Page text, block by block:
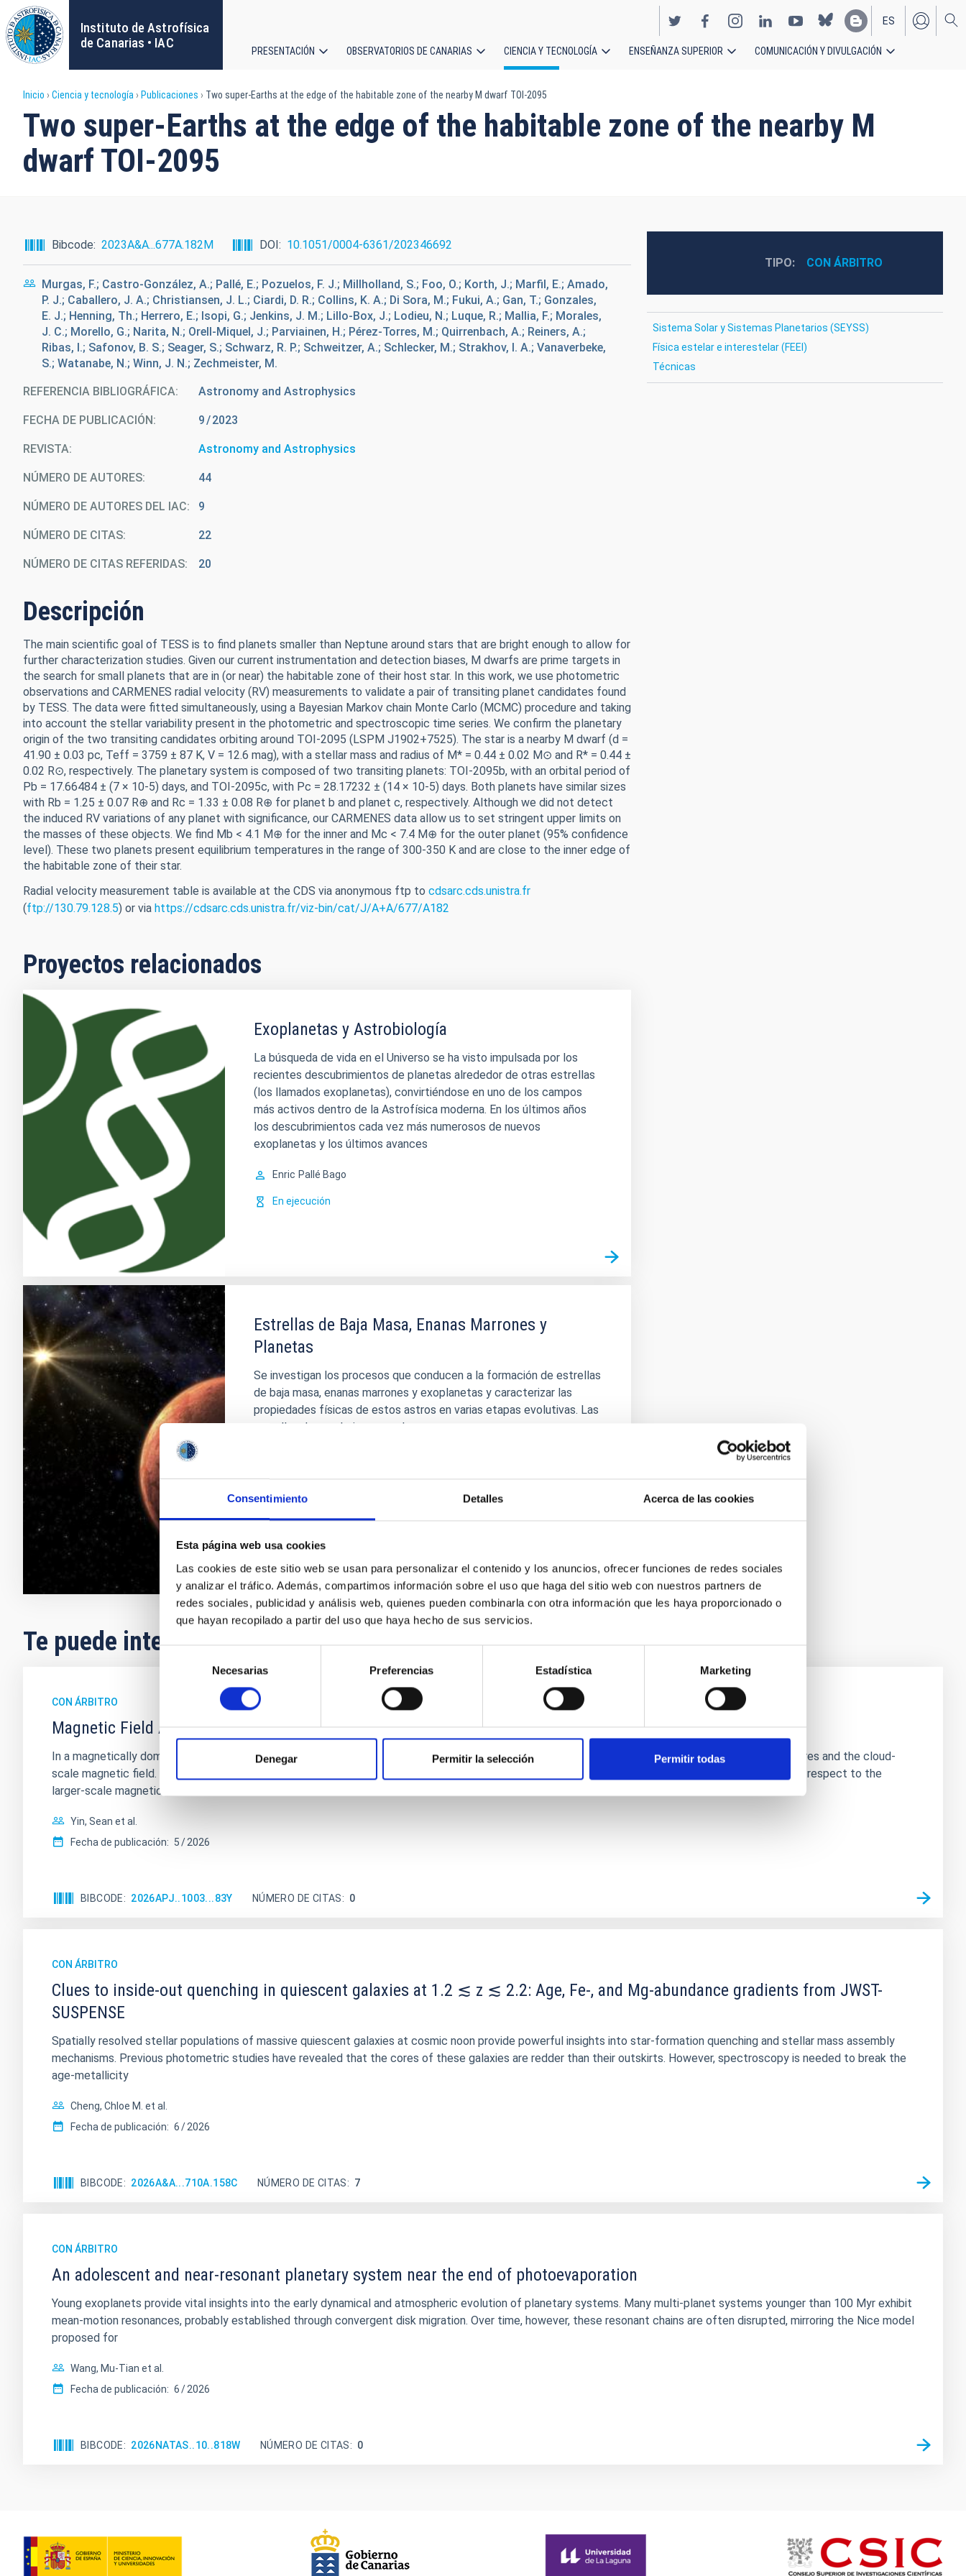
Consentimiento Detalles Acerca de las cookies
Esta página web usa cookies
Las cookies de este sitio web se usan para personalizar el contenido y los anuncios, ofrecer funciones de redes sociales
y analizar el tráfico. Además, compartimos información sobre el uso que haga del sitio web con nuestros partners de
redes sociales, publicidad y análisis web, quienes pueden combinarla con otra información que les haya proporcionado o
que hayan recopilado a partir del uso que haya hecho de sus servicios.
Selección
consentimiento
Necesarias Preferencias Estadística Marketing
Denegar Permitir la selección Permitir todas
Pasar
al
contenido
principal
Instituto de Astrofísica
de Canarias • IAC
EN
ES
principal
PRESENTACIÓN OBSERVATORIOS DE CANARIAS CIENCIA Y TECNOLOGÍA ENSEÑANZA SUPERIOR COMUNICACIÓN Y DIVULGACIÓN
Sobrescribir
enlaces
de
a
la
navegación
Inicio Ciencia y tecnología Publicaciones Two super-Earths at the edge of the habitable zone of the nearby M dwarf TOI-2095
Two super-Earths at the edge of the habitable zone of the nearby M
dwarf TOI-2095
Bibcode 2023A&A...677A.182M DOI 10.1051/0004-6361/202346692
Murgas, F.; Castro-González, A.; Pallé, E.; Pozuelos, F. J.; Millholland, S.; Foo, O.; Korth, J.; Marfil, E.; Amado,
P. J.; Caballero, J. A.; Christiansen, J. L.; Ciardi, D. R.; Collins, K. A.; Di Sora, M.; Fukui, A.; Gan, T.; Gonzales,
E. J.; Henning, Th.; Herrero, E.; Isopi, G.; Jenkins, J. M.; Lillo-Box, J.; Lodieu, N.; Luque, R.; Mallia, F.; Morales,
J. C.; Morello, G.; Narita, N.; Orell-Miquel, J.; Parviainen, H.; Pérez-Torres, M.; Quirrenbach, A.; Reiners, A.;
Ribas, I.; Safonov, B. S.; Seager, S.; Schwarz, R. P.; Schweitzer, A.; Schlecker, M.; Strakhov, I. A.; Vanaverbeke,
S.; Watanabe, N.; Winn, J. N.; Zechmeister, M.
REFERENCIA BIBLIOGRÁFICA Astronomy and Astrophysics
FECHA DE PUBLICACIÓN: 9 2023
REVISTA Astronomy and Astrophysics
NÚMERO DE AUTORES 44
NÚMERO DE AUTORES DEL IAC 9
NÚMERO DE CITAS 22
NÚMERO DE CITAS REFERIDAS 20
Descripción
The main scientific goal of TESS is to find planets smaller than Neptune around stars that are bright enough to allow for
further characterization studies. Given our current instrumentation and detection biases, M dwarfs are prime targets in
the search for small planets that are in (or near) the habitable zone of their host star. In this work, we use photometric
observations and CARMENES radial velocity (RV) measurements to validate a pair of transiting planet candidates found
by TESS. The data were fitted simultaneously, using a Bayesian Markov chain Monte Carlo (MCMC) procedure and taking
into account the stellar variability present in the photometric and spectroscopic time series. We confirm the planetary
origin of the two transiting candidates orbiting around TOI-2095 (LSPM J1902+7525). The star is a nearby M dwarf (d =
41.90 ± 0.03 pc, Teff = 3759 ± 87 K, V = 12.6 mag), with a stellar mass and radius of M* = 0.44 ± 0.02 M⊙ and R* = 0.44 ±
0.02 R⊙, respectively. The planetary system is composed of two transiting planets: TOI-2095b, with an orbital period of
Pb = 17.66484 ± (7 × 10-5) days, and TOI-2095c, with Pc = 28.17232 ± (14 × 10-5) days. Both planets have similar sizes
with Rb = 1.25 ± 0.07 R⊕ and Rc = 1.33 ± 0.08 R⊕ for planet b and planet c, respectively. Although we did not detect
the induced RV variations of any planet with significance, our CARMENES data allow us to set stringent upper limits on
the masses of these objects. We find Mb < 4.1 M⊕ for the inner and Mc < 7.4 M⊕ for the outer planet (95% confidence
level). These two planets present equilibrium temperatures in the range of 300-350 K and are close to the inner edge of
the habitable zone of their star.
Radial velocity measurement table is available at the CDS via anonymous ftp to cdsarc.cds.unistra.fr
(ftp://130.79.128.5) or via https://cdsarc.cds.unistra.fr/viz-bin/cat/J/A+A/677/A182
Proyectos relacionados
Exoplanetas y Astrobiología
La búsqueda de vida en el Universo se ha visto impulsada por los
recientes descubrimientos de planetas alrededor de otras estrellas
(los llamados exoplanetas), convirtiéndose en uno de los campos
más activos dentro de la Astrofísica moderna. En los últimos años
los descubrimientos cada vez más numerosos de nuevos
exoplanetas y los últimos avances
Enric Pallé Bago
En ejecución
Estrellas de Baja Masa, Enanas Marrones y
Planetas
Se investigan los procesos que conducen a la formación de estrellas
de baja masa, enanas marrones y exoplanetas y caracterizar las
propiedades físicas de estos astros en varias etapas evolutivas. Las
estrellas de muy baja masa y las enanas marrones son
Rafael
En ejecución
TIPO CON ÁRBITRO
Sistema Solar y Sistemas Planetarios (SEYSS)
Física estelar e interestelar (FEEI)
Técnicas
Te puede interesar
CON ÁRBITRO
Magnetic Field Alignment with Dense Cores in the Transition between Cloud and Core Scales
In a magnetically dominated model of star formation, we expect to see alignments between the magnetic field orientation of star-forming dense cores and the cloud-
scale magnetic field. A. Pandhi et al. showed instead, however, that the orientation of cores and their angular momentum vectors appear random with respect to the
larger-scale magnetic
Yin, Sean et al.
Fecha de publicación: 5 2026
BIBCODE 2026APJ..1003...83Y NÚMERO DE CITAS 0
CON ÁRBITRO
Clues to inside-out quenching in quiescent galaxies at 1.2 ≲ z ≲ 2.2: Age, Fe-, and Mg-abundance gradients from JWST-
SUSPENSE
Spatially resolved stellar populations of massive quiescent galaxies at cosmic noon provide powerful insights into star-formation quenching and stellar mass assembly
mechanisms. Previous photometric studies have revealed that the cores of these galaxies are redder than their outskirts. However, spectroscopy is needed to break the
age-metallicity
Cheng, Chloe M. et al.
Fecha de publicación: 6 2026
BIBCODE 2026A&A...710A.158C NÚMERO DE CITAS 7
CON ÁRBITRO
An adolescent and near-resonant planetary system near the end of photoevaporation
Young exoplanets provide vital insights into the early dynamical and atmospheric evolution of planetary systems. Many multi-planet systems younger than 100 Myr exhibit
mean-motion resonances, probably established through convergent disk migration. Over time, however, these resonant chains are often disrupted, mirroring the Nice model
proposed for
Wang, Mu-Tian et al.
Fecha de publicación: 6 2026
BIBCODE 2026NATAS..10..818W NÚMERO DE CITAS 0